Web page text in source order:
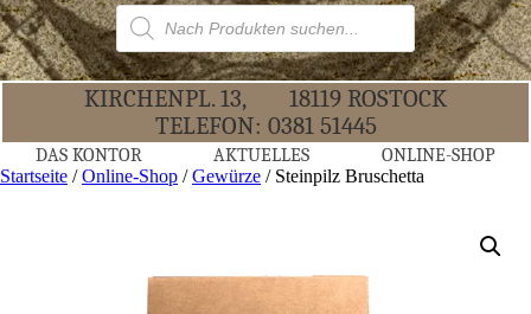
Products
search
KIR­CHEN­PL. 13,
18119 ROS­TOCK
TELE­FON: 0381 51445
DAS KON­TOR AKTU­EL­LES ONLINE-SHOP
Startseite /Online-Shop /Gewürze / Stein­pilz Bruschetta